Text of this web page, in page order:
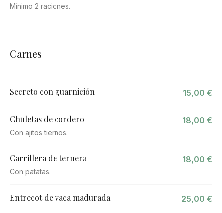
Mínimo 2 raciones.
Carnes
Secreto con guarnición 15,00 €
Chuletas de cordero
Con ajitos tiernos.
18,00 €
Carrillera de ternera
Con patatas.
18,00 €
Entrecot de vaca madurada 25,00 €